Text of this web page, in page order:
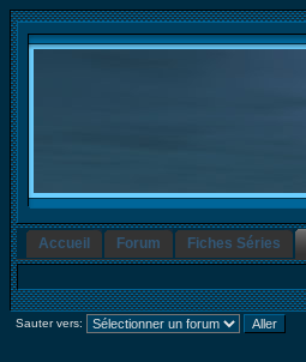
Accueil Forum Fiches Séries
Sauter vers: